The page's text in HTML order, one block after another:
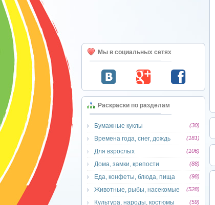
Мы в социальных сетях
Раскраски по разделам
Бумажные куклы (30)
Времена года, снег, дождь (181)
Для взрослых (106)
Дома, замки, крепости (88)
Еда, конфеты, блюда, пища (98)
Животные, рыбы, насекомые (528)
Культура, народы, костюмы (59)